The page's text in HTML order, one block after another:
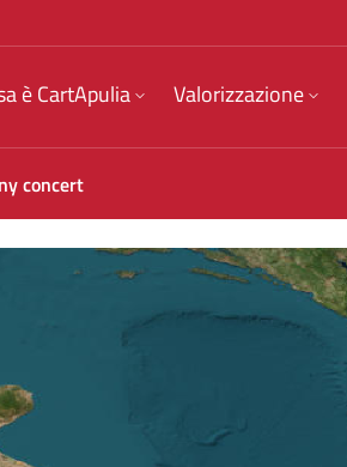
è CartApulia Valorizzazione
concert